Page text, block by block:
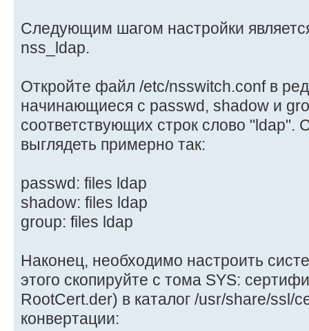
Следующим шагом настройки
nss_ldap.
Откройте файл /etc/nsswitch.conf в
начинающиеся с passwd, shadow и
соответствующих строк слово "ldap".
выглядеть примерно так:
passwd: files ldap
shadow: files ldap
group: files ldap
Наконец, необходимо настроить
этого скопируйте с тома SYS:
RootCert.der) в каталог /usr/share/ssl/
конвертации: